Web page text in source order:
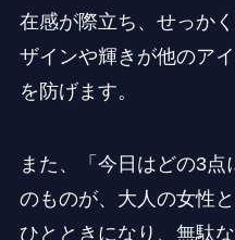
在感が際立ち、せっか
ザインや輝きが他のア
を防げます。
また、「今日はどの3
のものが、大人の女性
ひとときになり、無駄